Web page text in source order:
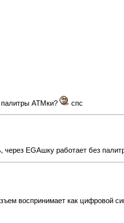
палитры АТМки? спс
через EGAшку работает без
воспринимает как цифровой